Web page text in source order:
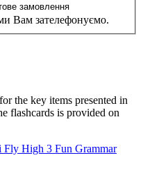
замовлення
Вам зателефонуємо.
the key items presented in
flashcards is provided on